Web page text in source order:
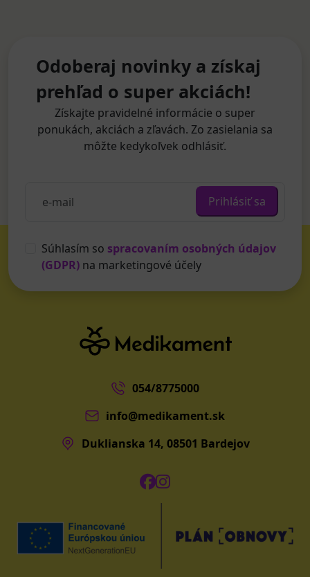
Odoberaj novinky a získaj
prehľad o super akciách!
Získajte pravidelné informácie o super
ponukách, akciách a zľavách. Zo zasielania sa
môžte kedykoľvek odhlásiť.
Prihlásiť sa
Súhlasím so spracovaním osobných údajov
(GDPR) na marketingové účely
054/8775000
info@medikament.sk
Duklianska 14, 08501 Bardejov